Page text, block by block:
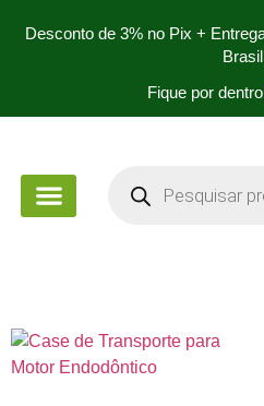
Desconto de 3% no Pix +
Fique por dentro